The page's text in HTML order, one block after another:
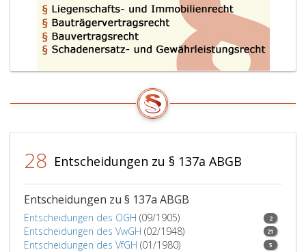
28 Entscheidungen zu § 137a ABGB
Entscheidungen zu § 137a ABGB
Entscheidungen des OGH (09/1905) 2
Entscheidungen des VwGH (02/1948) 21
Entscheidungen des VfGH (01/1980) 5